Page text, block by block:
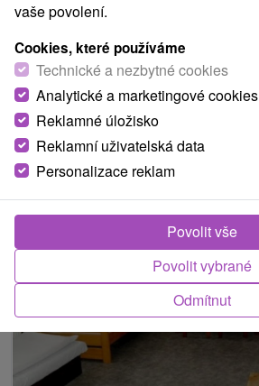
vaše povolení.
Cookies, které používáme
Technické a nezbytné cookies
Analytické a marketingové cookies
Reklamné úložisko
Reklamní uživatelská data
Personalizace reklam
Odmítnut
Povolit vybrané
Povolit vše